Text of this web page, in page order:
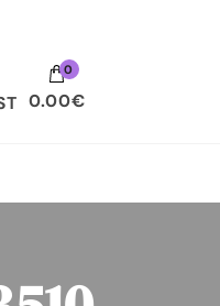
0
0.00€
vide.